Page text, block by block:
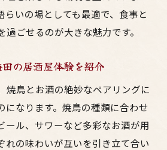
らいの場としても最適で、食事と
過ごせるのが大きな魅力です。
の居酒屋体験を紹介
焼鳥とお酒の絶妙なペアリングに
になります。焼鳥の種類に合わせ
ール、サワーなど多彩なお酒が用
れの味わいが互いを引き立て合い